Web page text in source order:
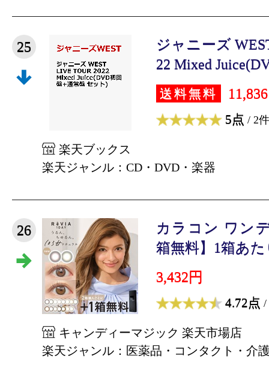
25
ジャニーズ
22 Mixed
送料無料
5点 / 2件
楽天ブックス
楽天ジャンル：CD・DVD・楽器
26
カラコン ワン
箱無料】1箱あた
3,432円
4.72点 /
キャンディーマジック 楽天市場店
楽天ジャンル：医薬品・コンタクト・介